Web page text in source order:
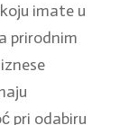
imate u
prirodnim
pri odabiru